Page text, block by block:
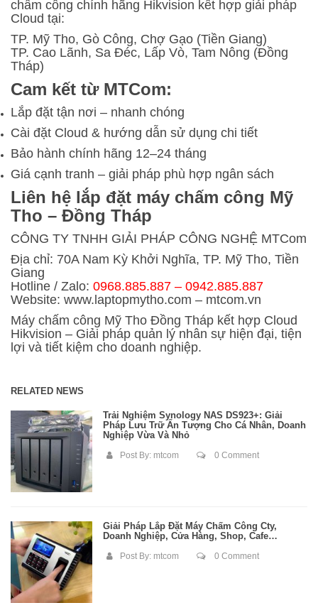
chấm công chính hãng Hikvision kết hợp giải pháp
Cloud tại:
TP. Mỹ Tho, Gò Công, Chợ Gạo (Tiền Giang)
TP. Cao Lãnh, Sa Đéc, Lấp Vò, Tam Nông (Đồng
Tháp)
Cam kết từ MTCom:
Lắp đặt tận nơi – nhanh chóng
Cài đặt Cloud & hướng dẫn sử dụng chi tiết
Bảo hành chính hãng 12–24 tháng
Giá cạnh tranh – giải pháp phù hợp ngân sách
Liên hệ lắp đặt máy chấm công Mỹ
Tho – Đồng Tháp
CÔNG TY TNHH GIẢI PHÁP CÔNG NGHỆ MTCom
Địa chỉ: 70A Nam Kỳ Khởi Nghĩa, TP. Mỹ Tho, Tiền
Giang
Hotline / Zalo: 0968.885.887 – 0942.885.887
Website: www.laptopmytho.com – mtcom.vn
Máy chấm công Mỹ Tho Đồng Tháp kết hợp Cloud
Hikvision – Giải pháp quản lý nhân sự hiện đại, tiện
lợi và tiết kiệm cho doanh nghiệp.
RELATED NEWS
Trải Nghiệm Synology NAS DS923+: Giải
Pháp Lưu Trữ Ấn Tượng Cho Cá Nhân, Doanh
Nghiệp Vừa Và Nhỏ
Post By: mtcom 0 Comment
Giải Pháp Lắp Đặt Máy Chấm Công Cty,
Doanh Nghiệp, Cửa Hàng, Shop, Cafe…
Post By: mtcom 0 Comment